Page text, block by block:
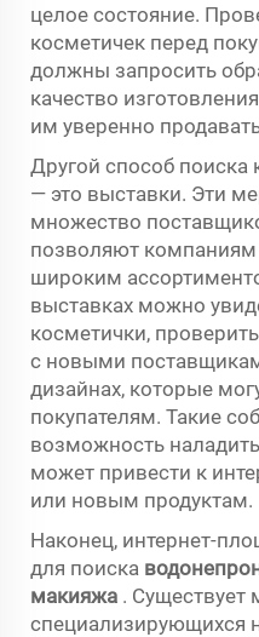
целое состояние.
косметичек перед
должны запросить
качество
им уверенно
Другой способ поиска
— это выставки. Эти
множество
позволяют компаниям
широким
выставках можно
косметички,
с новыми
дизайнах, которые
покупателям. Такие
возможность
может привести к
или новым продуктам.
Наконец, интернет-
для поиска
макияжа . Существует
специализирующихся